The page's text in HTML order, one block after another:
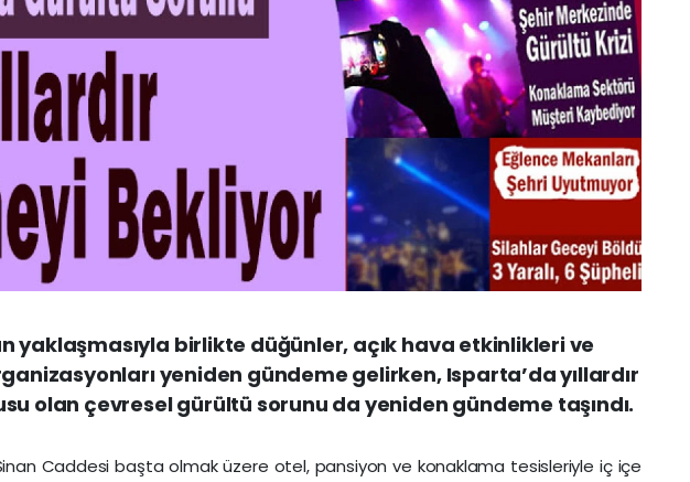
yaklaşmasıyla birlikte düğünler, açık hava etkinlikleri ve
yeniden gündeme gelirken, Isparta’da yıllardır
olan çevresel gürültü sorunu da yeniden gündeme taşındı.
Caddesi başta olmak üzere otel, pansiyon ve konaklama tesisleriyle iç içe